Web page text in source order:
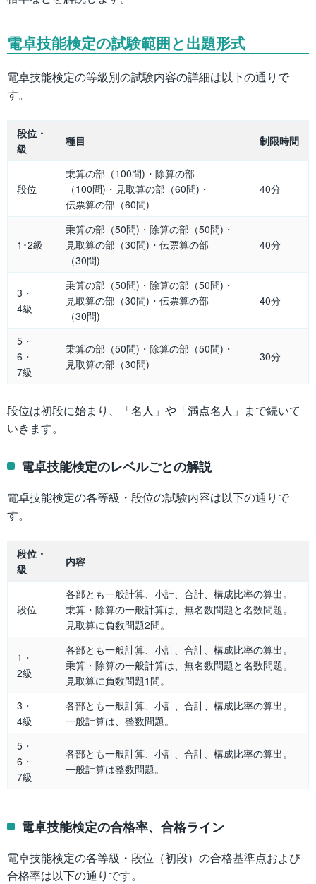
電卓技能検定の試験範囲と出題形式
電卓技能検定の等級別の試験内容の詳細は以下の通りで
す。
段位・
級
種目 制限時間
段位
乗算の部（100問)・除算の部
（100問)・見取算の部（60問)・
伝票算の部（60問)
40分
1･2級
乗算の部（50問)・除算の部（50問)・
見取算の部（30問)・伝票算の部
（30問)
40分
3・
4級
乗算の部（50問)・除算の部（50問)・
見取算の部（30問)・伝票算の部
（30問)
40分
5・
6・
7級
乗算の部（50問)・除算の部（50問)・
見取算の部（30問)
30分
段位は初段に始まり、「名人」や「満点名人」まで続いて
いきます。
電卓技能検定のレベルごとの解説
電卓技能検定の各等級・段位の試験内容は以下の通りで
す。
段位・
級
内容
段位
各部とも一般計算、小計、合計、構成比率の算出。
乗算・除算の一般計算は、無名数問題と名数問題。
見取算に負数問題2問。
1・
2級
各部とも一般計算、小計、合計、構成比率の算出。
乗算・除算の一般計算は、無名数問題と名数問題。
見取算に負数問題1問。
3・
4級
各部とも一般計算、小計、合計、構成比率の算出。
一般計算は、整数問題。
5・
6・
7級
各部とも一般計算、小計、合計、構成比率の算出。
一般計算は整数問題。
電卓技能検定の合格率、合格ライン
電卓技能検定の各等級・段位（初段）の合格基準点および
合格率は以下の通りです。